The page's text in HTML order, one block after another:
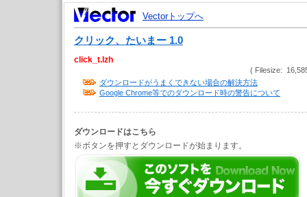
Vectorトップへ
クリック、たいまー 1.0
click_t.lzh
( Filesize:
ダウンロードがうまくできない場合の解決方法
Google Chrome等でのダウンロード時の警告について
ダウンロードはこちら
※ボタンを押すとダウンロードが始まります。